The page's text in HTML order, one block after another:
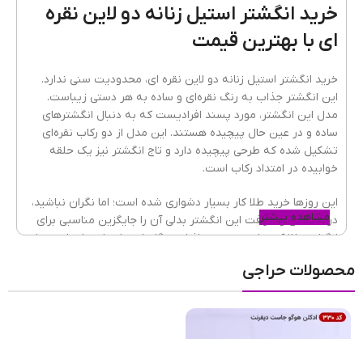
جنس
انتخاب سایز انگشتر سایز ۶ ,سایز ۷ ,سایز ۸
خرید انگشتر استیل زنانه دو لاین نقره
ای با بهترین قیمت
خرید انگشتر استیل زنانه دو لاین نقره ای، محدودیت سنی ندارد.
این انگشتر جذاب به رنگ نقره‌ای و ساده به هر دستی زیباست.
مدل این انگشتر، مورد پسند افرادیست که به دنبال انگشترهای
ساده و در عین حال پیچیده هستند. این مدل از دو رکاب نقره‌ای
تشکیل شده که طرحی پیچیده دارد و تاج انگشتر نیز یک حلقه
خوابیده در امتداد رکاب است.
این روزها خرید طلا کار بسیار دشواری شده است؛ اما نگران نباشید،
درخشندگی و ظرافت این انگشتر بدلی آن را جایگزین مناسبی برای
انگشتر طلا کرده است. بعضی افراد هنگام استفاده از بدلیجات، دچار
استفاده از بدلیجات مرغوب، دیگر نگران این مسئله نباشید. این
زیورآلات زنانهاز استیل باکیفیت ساخته شده‌اند و به همین دلیل
فلز آن‌ها، ضدحساسیت و رنگ ثابت است. مناسب بودن
مشاهده بیشتر
محصولات حراجی